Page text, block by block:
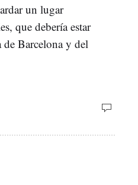
un lugar
que debería estar
de Barcelona y del